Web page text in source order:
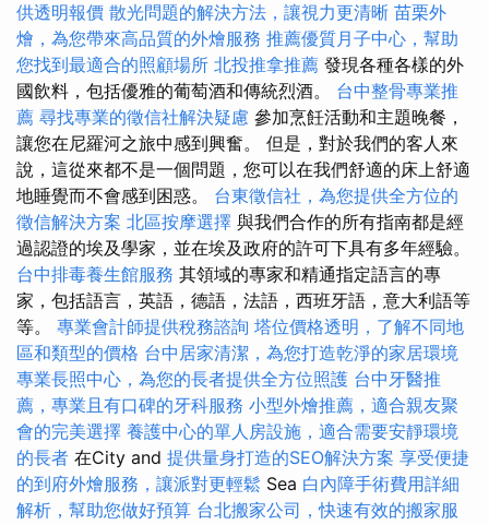
供透明報價 散光問題的解決方法，讓視力更清晰 苗栗外
燴，為您帶來高品質的外燴服務 推薦優質月子中心，幫助
您找到最適合的照顧場所 北投推拿推薦 發現各種各樣的外
國飲料，包括優雅的葡萄酒和傳統烈酒。 台中整骨專業推
薦 尋找專業的徵信社解決疑慮 參加烹飪活動和主題晚餐，
讓您在尼羅河之旅中感到興奮。 但是，對於我們的客人來
說，這從來都不是一個問題，您可以在我們舒適的床上舒適
地睡覺而不會感到困惑。 台東徵信社，為您提供全方位的
徵信解決方案 北區按摩選擇 與我們合作的所有指南都是經
過認證的埃及學家，並在埃及政府的許可下具有多年經驗。
台中排毒養生館服務 其領域的專家和精通指定語言的專
家，包括語言，英語，德語，法語，西班牙語，意大利語等
等。 專業會計師提供稅務諮詢 塔位價格透明，了解不同地
區和類型的價格 台中居家清潔，為您打造乾淨的家居環境
專業長照中心，為您的長者提供全方位照護 台中牙醫推
薦，專業且有口碑的牙科服務 小型外燴推薦，適合親友聚
會的完美選擇 養護中心的單人房設施，適合需要安靜環境
的長者 在City and 提供量身打造的SEO解決方案 享受便捷
的到府外燴服務，讓派對更輕鬆 Sea 白內障手術費用詳細
解析，幫助您做好預算 台北搬家公司，快速有效的搬家服